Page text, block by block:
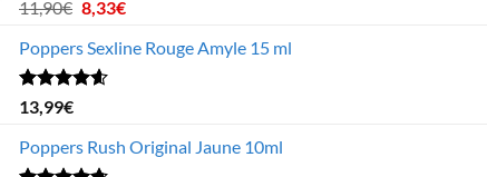
Note4.63
sur 5
11,90€ Le
initial
était :
8,33€Le
actuel
Poppers Sexline Rouge Amyle 15 ml
Note4.58
sur 5
13,99€
Poppers Rush Original Jaune 10ml